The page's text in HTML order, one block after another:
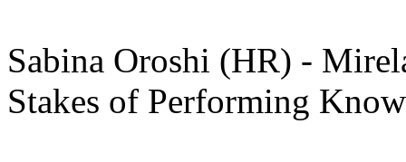
Sabina Oroshi (HR) -
Stakes of Performing